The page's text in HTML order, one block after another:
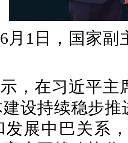
月1日，国家
，在习近平主
设持续稳步
发展中巴关系